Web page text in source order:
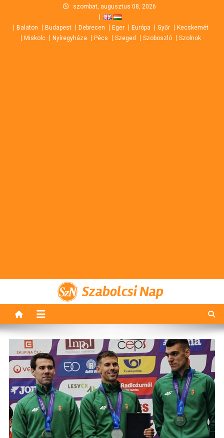
content
szombat, augusztus 08, 2026
Balaton Budapest Debrecen Eger Európa Győr
Kecskemét
Miskolc
Nyíregyháza Pécs Szeged Szoboszló Szolnok
Szabolcsi Nap